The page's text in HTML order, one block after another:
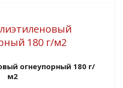
огнеупорный 180 г/
м2